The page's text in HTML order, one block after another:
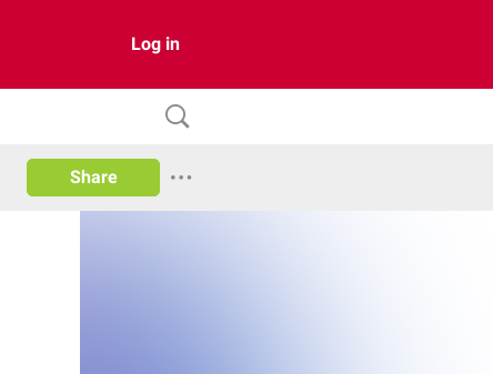
Log in
Share